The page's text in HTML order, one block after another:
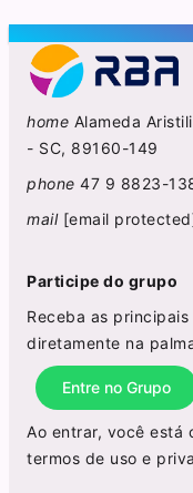
home Alameda
- SC, 89160-149
phone 47 9 8823-
mail [email
Participe do grupo
Receba as
diretamente na
Entre no Grupo
Ao entrar, você está
termos de uso e